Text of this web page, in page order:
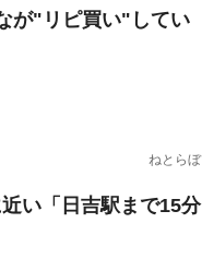
が"リピ買い"してい
ねとらぼ
い「日吉駅まで15分